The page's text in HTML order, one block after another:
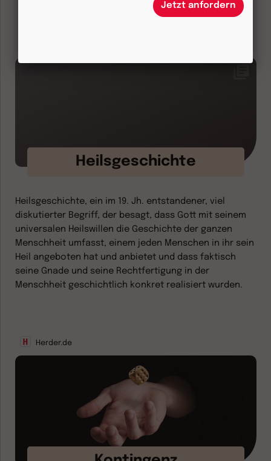
Heilsgeschichte
Heilsgeschichte, ein im 19. Jh. entstandener, viel
diskutierter Begriff, der besagt, dass Gott mit seinem
universalen Heilswillen die Geschichte der ganzen
Menschheit umfasst, einem jeden Menschen in ihr sein
Heil angeboten hat und anbietet und dass faktisch
seine Gnade und seine Rechtfertigung in der
Menschheit geschichtlich konkret realisiert wurden.
Herder.de
Jetzt anfordern